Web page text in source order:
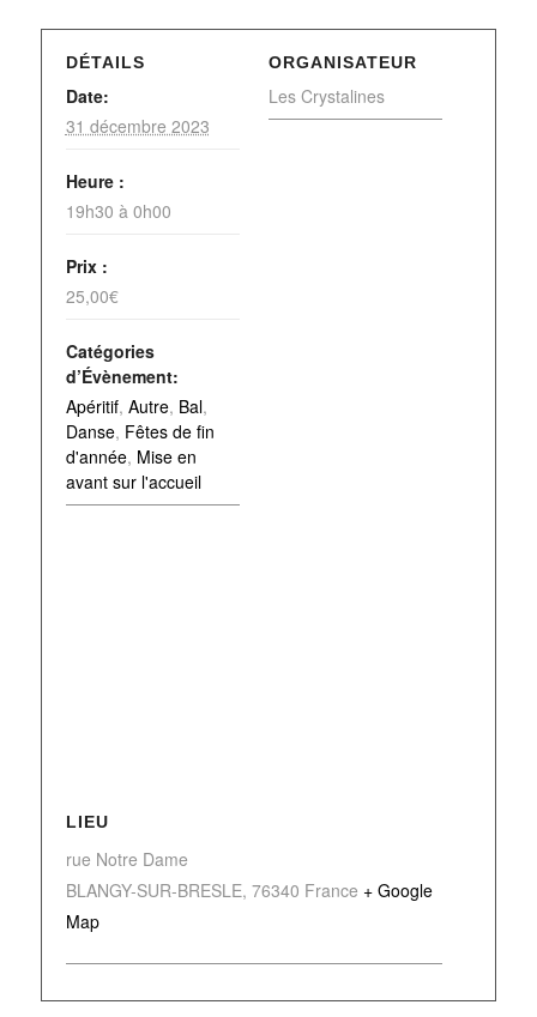
DÉTAILS
Date:
31 décembre 2023
Heure :
19h30 à 0h00
Prix :
25,00€
Catégories
d’Évènement:
Apéritif, Autre, Bal,
Danse, Fêtes de fin
d'année, Mise en
avant sur l'accueil
ORGANISATEUR
Les Crystalines
LIEU
rue Notre Dame
BLANGY-SUR-BRESLE, 76340 France + Google
Map